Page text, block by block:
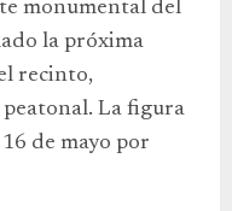
monumental del
la próxima
recinto,
peatonal. La figura
de mayo por